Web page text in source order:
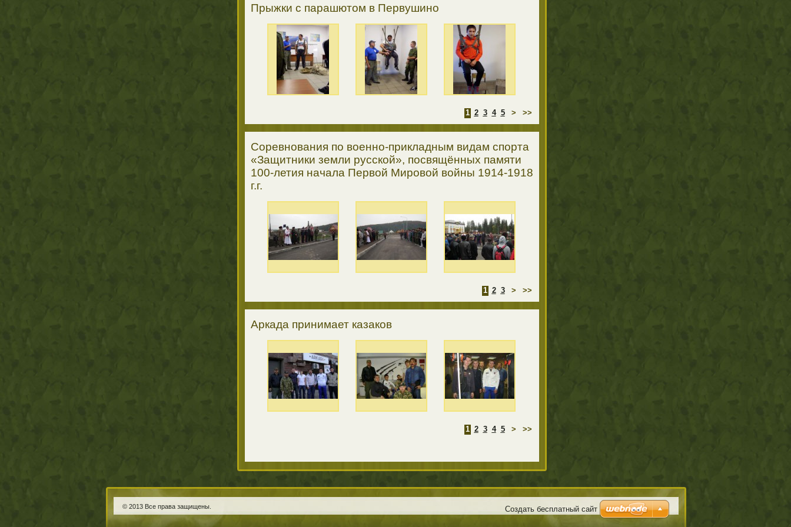
Прыжки с парашютом в Первушино
1 2 3 4 5 > >>
Соревнования по военно-прикладным видам спорта
«Защитники земли русской», посвящённых памяти
100-летия начала Первой Мировой войны 1914-1918
г.г.
1 2 3 > >>
Аркада принимает казаков
1 2 3 4 5 > >>
© 2013 Все права защищены. Создать бесплатный сайт